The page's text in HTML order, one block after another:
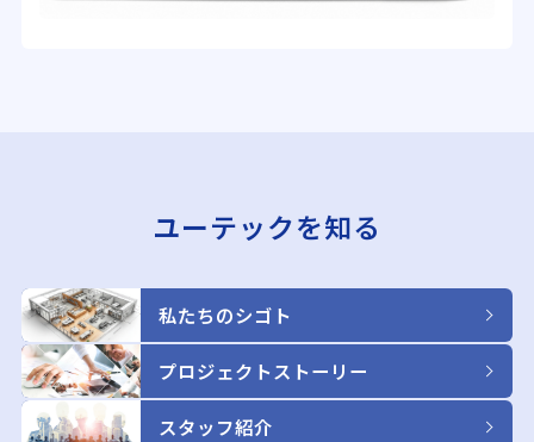
ユーテックを知る
私たちのシゴト
プロジェクトストーリー
スタッフ紹介